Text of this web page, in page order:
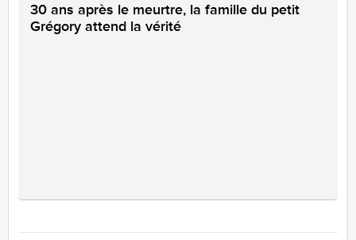
30 ans après le meurtre, la famille du petit
Grégory attend la vérité